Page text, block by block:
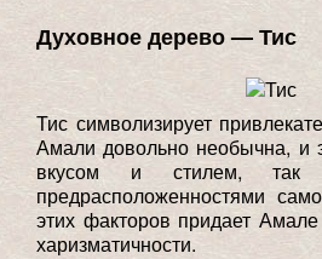
Духовное дерево — Тис
Тис символизирует
Амали довольно необычна, и
вкусом и стилем, так
предрасположенностями
этих факторов придает
харизматичности.